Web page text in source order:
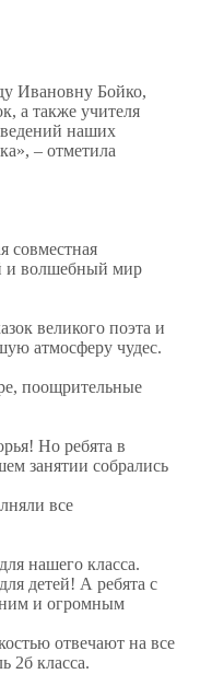
Ивановну Бойко,
а также учителя
наших
– отметила
совместная
и волшебный мир
великого поэта и
атмосферу чудес.
поощрительные
Но ребята в
занятии собрались
все
нашего класса.
детей! А ребята с
и огромным
отвечают на все
2б класса.